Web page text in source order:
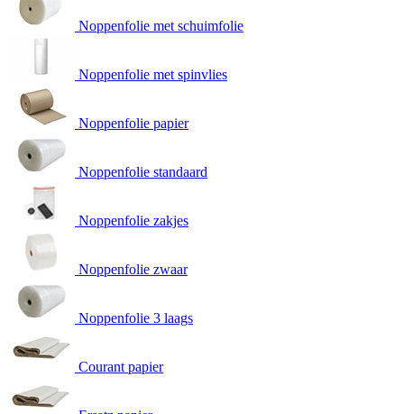
Noppenfolie met schuimfolie
Noppenfolie met spinvlies
Noppenfolie papier
Noppenfolie standaard
Noppenfolie zakjes
Noppenfolie zwaar
Noppenfolie 3 laags
Courant papier